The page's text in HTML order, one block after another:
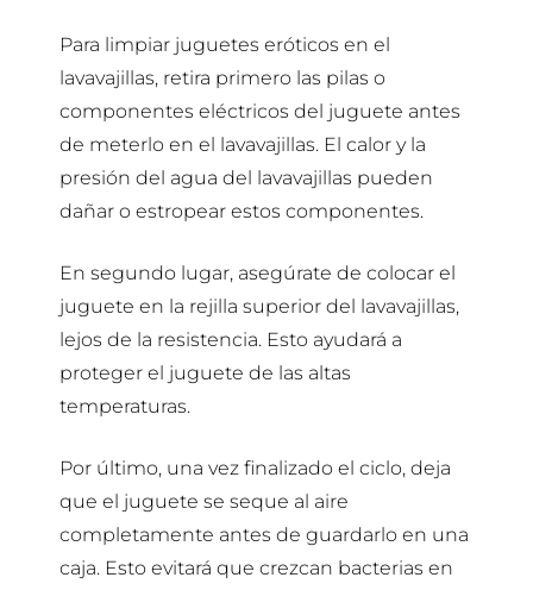
Para limpiar juguetes eróticos en el
lavavajillas, retira primero las pilas o
componentes eléctricos del juguete antes
de meterlo en el lavavajillas. El calor y la
presión del agua del lavavajillas pueden
dañar o estropear estos componentes.
En segundo lugar, asegúrate de colocar el
juguete en la rejilla superior del lavavajillas,
lejos de la resistencia. Esto ayudará a
proteger el juguete de las altas
temperaturas.
Por último, una vez finalizado el ciclo, deja
que el juguete se seque al aire
completamente antes de guardarlo en una
caja. Esto evitará que crezcan bacterias en